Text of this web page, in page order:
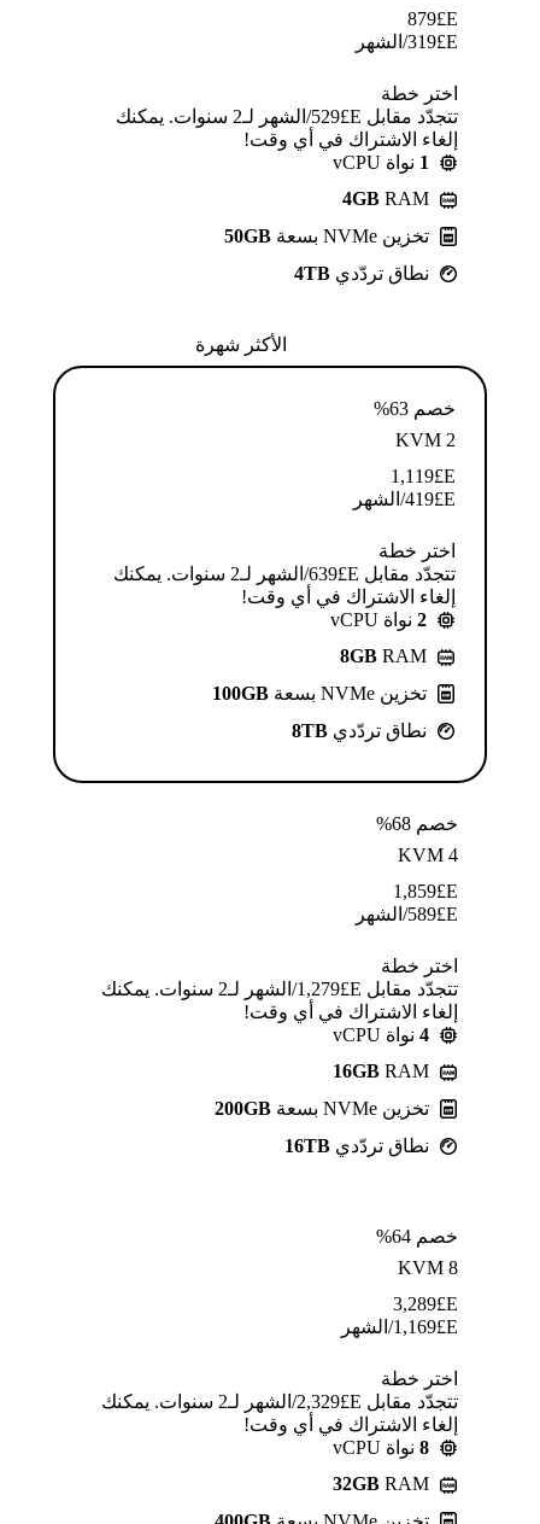
E£
879
E£
319/الشهر
اختر خطة
تتجدّد مقابل E£⁦529⁩/الشهر لـ2 سنوات. يمكنك
إلغاء الاشتراك في أي وقت!
1 نواة vCPU
4GB RAM
تخزين NVMe بسعة
50GB
نطاق تردّدي 4TB
الأكثر شهرة
خصم 63%
KVM 2
E£
1,119
E£
419/الشهر
اختر خطة
تتجدّد مقابل E£⁦639⁩/الشهر لـ2 سنوات. يمكنك
إلغاء الاشتراك في أي وقت!
2 نواة vCPU
8GB RAM
تخزين NVMe بسعة
100GB
نطاق تردّدي 8TB
خصم 68%
KVM 4
E£
1,859
E£
589/الشهر
اختر خطة
تتجدّد مقابل E£⁦1,279⁩/الشهر لـ2 سنوات. يمكنك
إلغاء الاشتراك في أي وقت!
4 نواة vCPU
16GB RAM
تخزين NVMe بسعة
200GB
نطاق تردّدي 16TB
خصم 64%
KVM 8
E£
3,289
E£
1,169/الشهر
اختر خطة
تتجدّد مقابل E£⁦2,329⁩/الشهر لـ2 سنوات. يمكنك
إلغاء الاشتراك في أي وقت!
8 نواة vCPU
32GB RAM